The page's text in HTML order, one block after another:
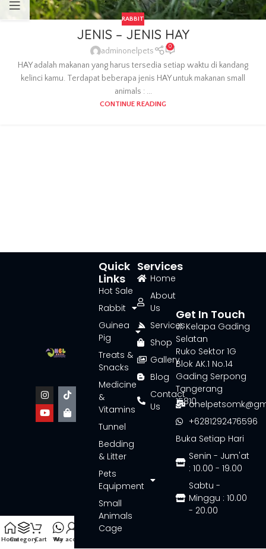
RABBIT
JENIS – JENIS HAY
adminonelpets 0
HAY adalah makanan yang harus tersedia setiap waktu di kandang
kelinci kamu. Terdapat beberapa jenis HAY untuk makanan small
animals : ...
CONTINUE READING
Services
Home
About
Us
Services
Shop
Gallery
Blog
Contact
Us
Quick
Links
Hot Sale
Rabbit
Guinea
Pig
Treats &
Snacks
Medicine
&
Vitamins
Tunnel
Bedding
& Litter
Pets
Equipment
Small
Animals
Cage
Get In Touch
Jl. Kelapa Gading
Selatan
Ruko Sektor 1G
Blok AK.1 No.14
Gading Serpong
Tangerang
15810
+6281292476596
Buka Setiap Hari
Senin - Jum'at
: 10.00 - 19.00
Sabtu -
Minggu : 10.00
- 20.00
HomeCategoryCart Wa
My account